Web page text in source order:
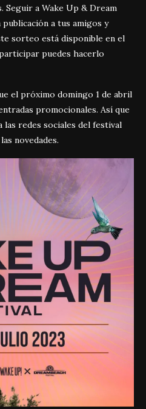
Seguir a Wake Up & Dream
a tus amigos y
sorteo está disponible en el
puedes hacerlo
el próximo domingo 1 de abril
promocionales. Así que
redes sociales del festival
novedades.